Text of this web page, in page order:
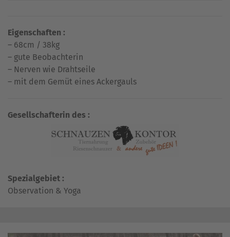
Eigenschaften :
– 68cm / 38kg
– gute Beobachterin
– Nerven wie Drahtseile
– mit dem Gemüt eines Ackergauls
Gesellschafterin des :
Spezialgebiet :
Observation & Yoga